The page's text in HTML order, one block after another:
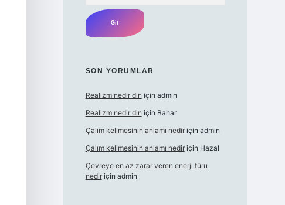
SON YORUMLAR
Realizm nedir din için admin
Realizm nedir din için Bahar
Çalım kelimesinin anlamı nediriçin admin
Çalım kelimesinin anlamı nediriçin Hazal
Çevreye en az zarar veren enerji türü
nediriçin admin